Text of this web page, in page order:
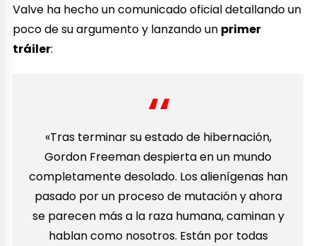
Valve ha hecho un comunicado oficial detallando un
poco de su argumento y lanzando un primer
tráiler:
«Tras terminar su estado de hibernación,
Gordon Freeman despierta en un mundo
completamente desolado. Los alienígenas han
pasado por un proceso de mutación y ahora
se parecen más a la raza humana, caminan y
hablan como nosotros. Están por todas